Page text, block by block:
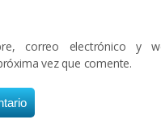
correo electrónico y
vez que comente.